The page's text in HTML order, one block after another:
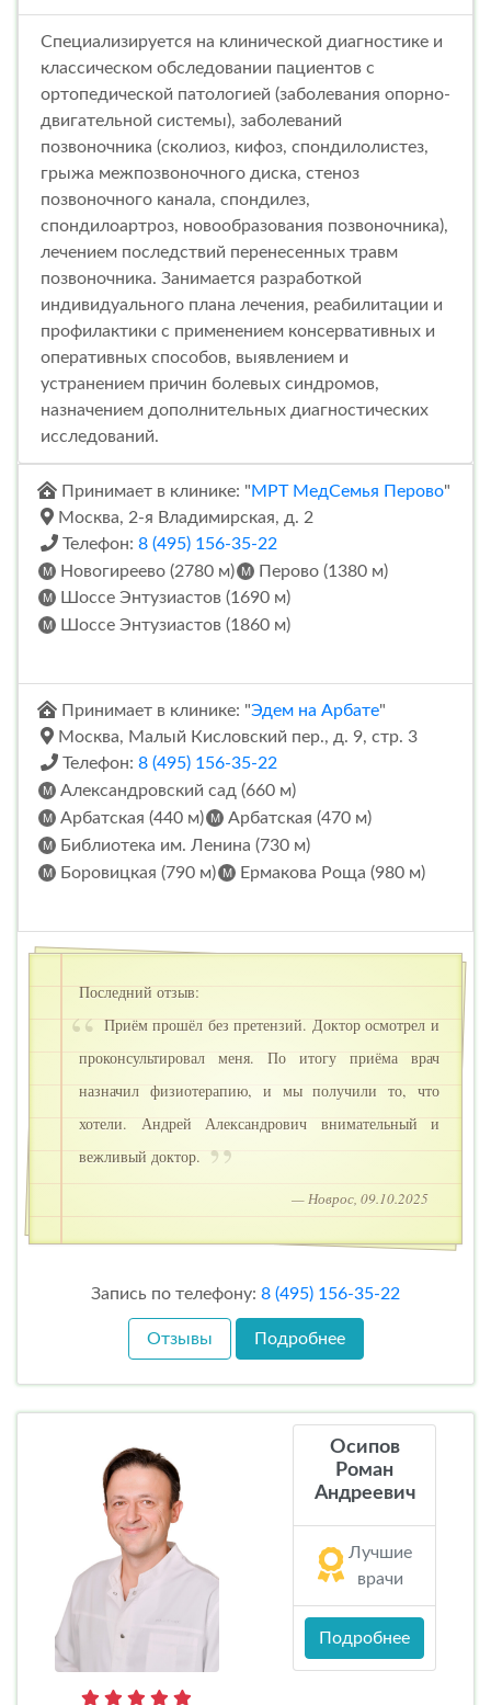
Специализируется на клинической диагностике и
классическом обследовании пациентов с
ортопедической патологией (заболевания опорно-
двигательной системы), заболеваний
позвоночника (сколиоз, кифоз, спондилолистез,
грыжа межпозвоночного диска, стеноз
позвоночного канала, спондилез,
спондилоартроз, новообразования позвоночника),
лечением последствий перенесенных травм
позвоночника. Занимается разработкой
индивидуального плана лечения, реабилитации и
профилактики с применением консервативных и
оперативных способов, выявлением и
устранением причин болевых синдромов,
назначением дополнительных диагностических
исследований.
Принимает в клинике: "МРТ МедСемья Перово"
Москва, 2-я Владимирская, д. 2
Телефон: 8 (495) 156-35-22
Новогиреево (2780 м)
Перово (1380 м)
Шоссе Энтузиастов (1690 м)
Шоссе Энтузиастов (1860 м)
Принимает в клинике: "Эдем на Арбате"
Москва, Малый Кисловский пер., д. 9, стр. 3
Телефон: 8 (495) 156-35-22
Александровский сад (660 м)
Арбатская (440 м)
Арбатская (470 м)
Библиотека им. Ленина (730 м)
Боровицкая (790 м)
Ермакова Роща (980 м)
Последний отзыв:
Приём прошёл без претензий. Доктор осмотрел и
проконсультировал меня. По итогу приёма врач
назначил физиотерапию, и мы получили то, что
хотели. Андрей Александрович внимательный и
вежливый доктор.
— Новрос, 09.10.2025
Запись по телефону: 8 (495) 156-35-22
Отзывы Подробнее
Осипов
Роман
Андреевич
Лучшие
врачи
Подробнее